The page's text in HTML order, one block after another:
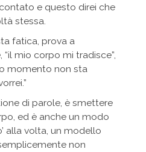
e questo direi che
stessa.
fatica, prova a
mio corpo mi tradisce”,
momento non sta
di parole, è smettere
ed è anche un modo
alla volta, un modello
non